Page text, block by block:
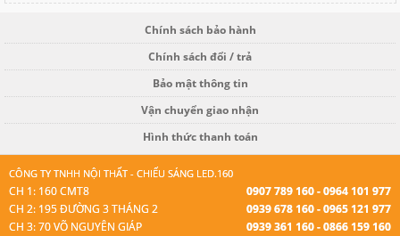
Chính sách bảo hành
Chính sách đổi / trả
Bảo mật thông tin
Vận chuyển giao nhận
Hình thức thanh toán
CÔNG TY TNHH NỘI THẤT - CHIẾU SÁNG LED.160
CH 1: 160 CMT8
0907 789 160 - 0964 101 977
CH 2: 195 ĐƯỜNG 3 THÁNG 2
0939 678 160 - 0965 121 977
CH 3: 70 VÕ NGUYÊN GIÁP
0939 361 160 - 0866 159 160